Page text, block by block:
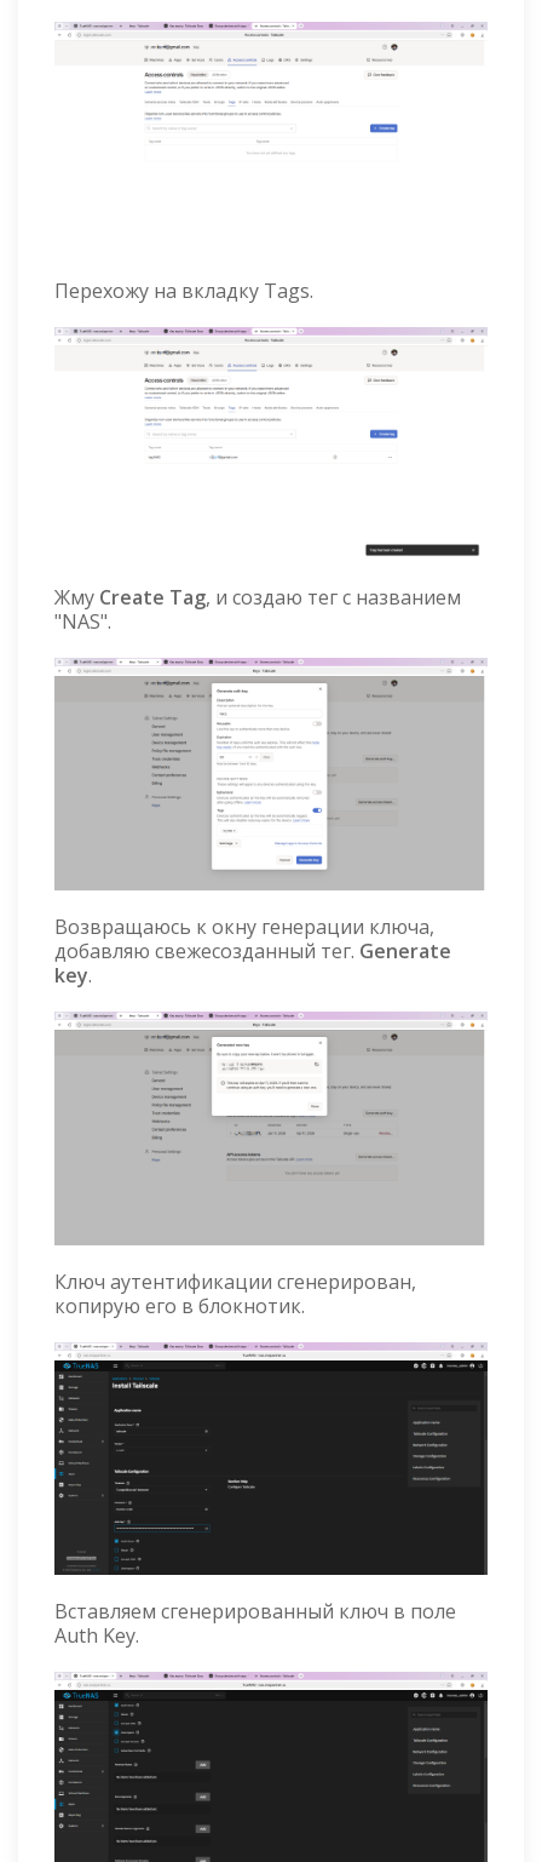
Перехожу на вкладку Tags.
Жму Create Tag, и создаю тег с названием
"NAS".
Возвращаюсь к окну генерации ключа,
добавляю свежесозданный тег. Generate
key.
Ключ аутентификации сгенерирован,
копирую его в блокнотик.
Вставляем сгенерированный ключ в поле
Auth Key.